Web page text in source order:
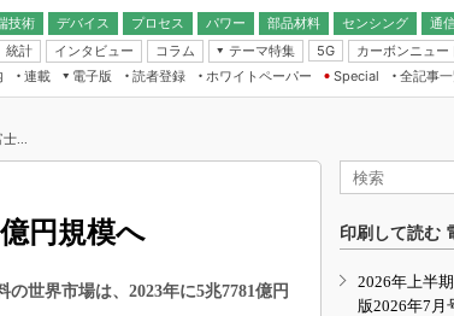
技術
デバイス
プロセス パワー 部品材料 センシング
通
無線
統計 インタビュー コラム
テーマ特集
カルAI
調査（EE Times Research）
5G カーボンニュー
IoT・エッジコンピューティ
EXPO
TECHNO-FRONTIER
人とくるま展
連載
電子版
読者登録 ホワイトペーパー
Special
全記事
...
円規模へ
世界市場は、2023年に5兆7781億円
印刷して読む
2026年上半
版2026年7月